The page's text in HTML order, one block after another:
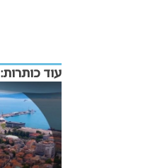
עוד כותרות: